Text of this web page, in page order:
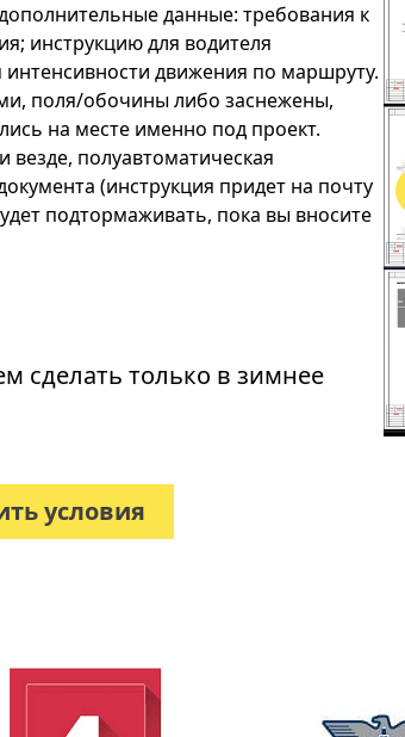
данные: требования к
инструкцию для водителя
движения по маршруту.
поля/обочины либо заснежены,
на месте именно под проект.
везде, полуавтоматическая
(инструкция придет на почту
подтормаживать, пока вы вносите
сделать только в зимнее
условия